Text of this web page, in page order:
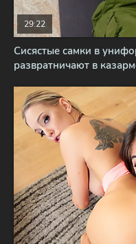
Сисястые самки в
развратничают в
29:22